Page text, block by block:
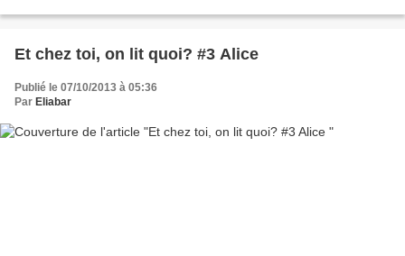
Et chez toi, on lit quoi? #3 Alice
Publié le 07/10/2013 à 05:36
Par Eliabar